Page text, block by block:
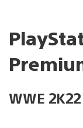
WWE 2K22